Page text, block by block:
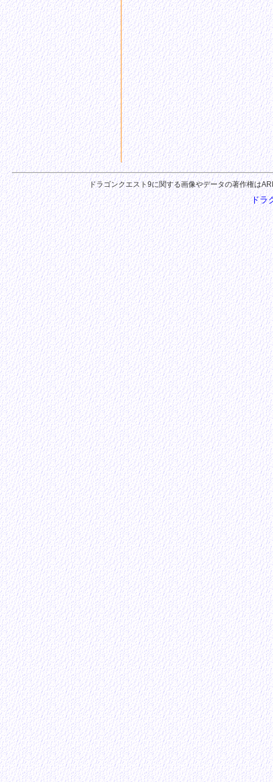
ドラゴンクエスト9に関する画像やデータの著作権は
ドラ